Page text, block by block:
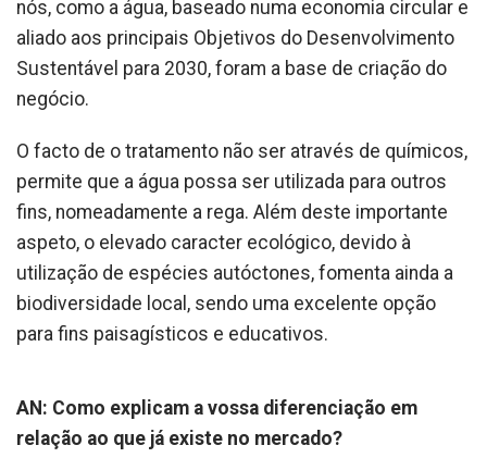
nós, como a água, baseado numa economia circular e
aliado aos principais Objetivos do Desenvolvimento
Sustentável para 2030, foram a base de criação do
negócio.
O facto de o tratamento não ser através de químicos,
permite que a água possa ser utilizada para outros
fins, nomeadamente a rega. Além deste importante
aspeto, o elevado caracter ecológico, devido à
utilização de espécies autóctones, fomenta ainda a
biodiversidade local, sendo uma excelente opção
para fins paisagísticos e educativos.
AN: Como explicam a vossa diferenciação em
relação ao que já existe no mercado?